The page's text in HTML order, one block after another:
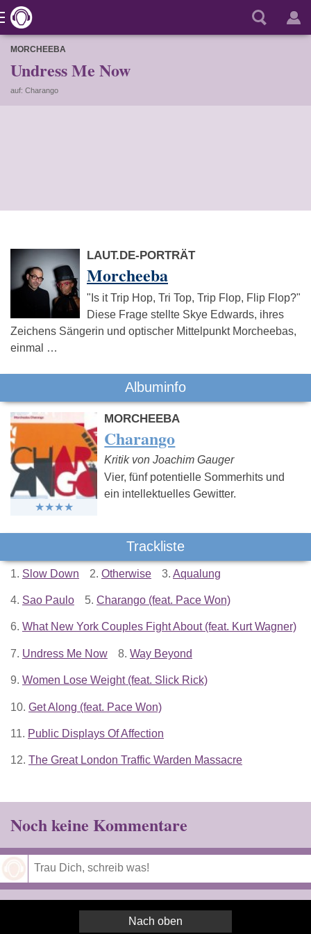
MORCHEEBA
Undress Me Now
auf: Charango
LAUT.DE-PORTRÄT
Morcheeba
"Is it Trip Hop, Tri Top, Trip Flop, Flip Flop?"
Diese Frage stellte Skye Edwards, ihres
Zeichens Sängerin und optischer Mittelpunkt Morcheebas,
einmal …
Albuminfo
MORCHEEBA
Charango
Kritik von Joachim Gauger
Vier, fünf potentielle Sommerhits und
ein intellektuelles Gewitter.
Trackliste
1. Slow Down 2. Otherwise 3. Aqualung
4. Sao Paulo 5. Charango (feat. Pace Won)
6. What New York Couples Fight About (feat. Kurt Wagner)
7. Undress Me Now 8. Way Beyond
9. Women Lose Weight (feat. Slick Rick)
10. Get Along (feat. Pace Won)
11. Public Displays Of Affection
12. The Great London Traffic Warden Massacre
Noch keine Kommentare
Nach oben